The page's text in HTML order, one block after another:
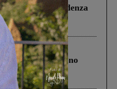
oltre la scadenza
d’Italia: “Un
A1 in cui morirono
Lo schianto, il
fra tir....